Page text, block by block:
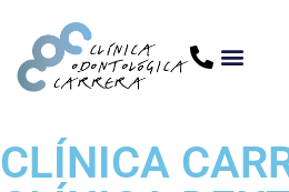
CLÍNICA